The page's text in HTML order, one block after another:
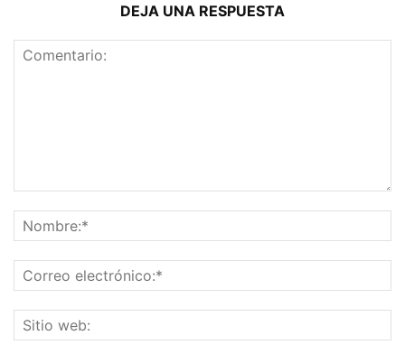
DEJA UNA RESPUESTA